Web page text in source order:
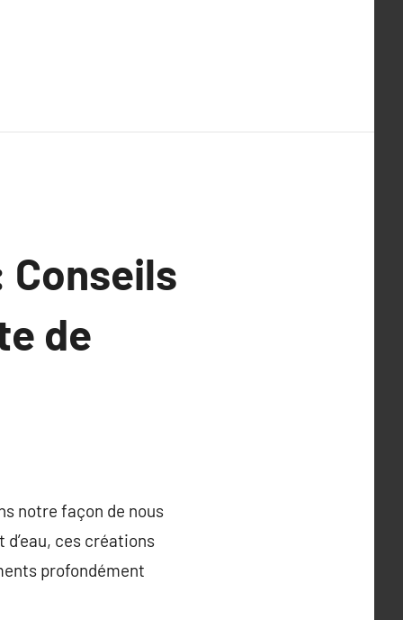
Conseils
de
notre façon de nous
d’eau, ces créations
profondément